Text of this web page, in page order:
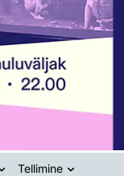
Tellimine